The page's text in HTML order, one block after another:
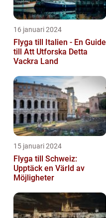
16 januari 2024
Flyga till Italien - En Guide
till Att Utforska Detta
Vackra Land
15 januari 2024
Flyga till Schweiz:
Upptäck en Värld av
Möjligheter